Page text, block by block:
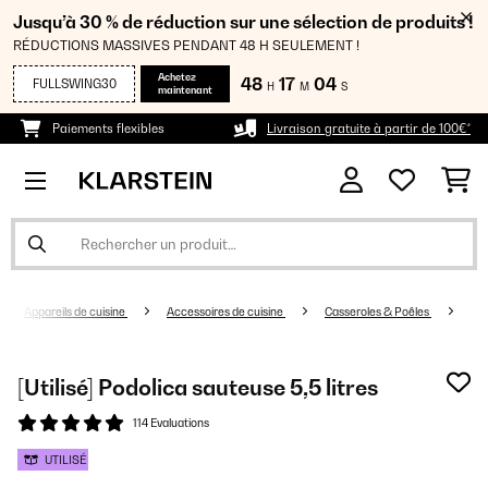
Jusqu’à 30 % de réduction sur une sélection de produits !
RÉDUCTIONS MASSIVES PENDANT 48 H SEULEMENT !
FULLSWING30
Achetez
maintenant
48 H 17 M 03 S
Paiements flexibles Livraison gratuite à partir de 100€*
Appareils de cuisine Accessoires de cuisine Casseroles & Poêles
[Utilisé] Podolica sauteuse 5,5 litres
114 Evaluations
UTILISÉ